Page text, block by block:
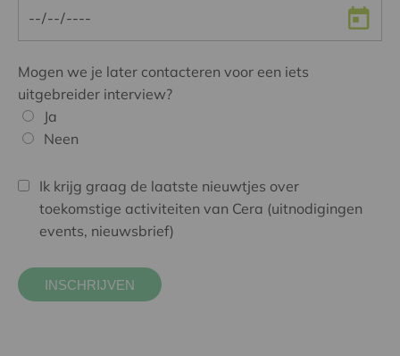
Mogen we je later contacteren voor een iets
uitgebreider interview?
Ja
Neen
Ik krijg graag de laatste nieuwtjes over
toekomstige activiteiten van Cera (uitnodigingen
events, nieuwsbrief)